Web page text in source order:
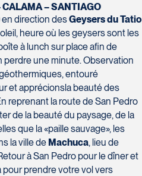
CALAMA – SANTIAGO
en direction desGeysers du Tatio
heure où les geysers sont les
à lunch sur place afin de
une minute. Observation
entouré
et apprécionsla beauté des
reprenant la route de San Pedro
de la beauté du paysage, de la
que la «paille sauvage», les
la ville de Machuca, lieu de
à San Pedro pour le dîner et
pour prendre votre vol vers